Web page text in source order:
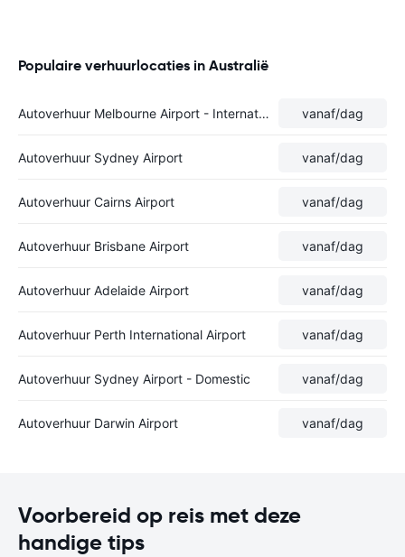
Populaire verhuurlocaties in Australië
Autoverhuur Melbourne Airport - International Terminal vanaf/dag
Autoverhuur Sydney Airport vanaf/dag
Autoverhuur Cairns Airport vanaf/dag
Autoverhuur Brisbane Airport vanaf/dag
Autoverhuur Adelaide Airport vanaf/dag
Autoverhuur Perth International Airport vanaf/dag
Autoverhuur Sydney Airport - Domestic vanaf/dag
Autoverhuur Darwin Airport vanaf/dag
Voorbereid op reis met deze
handige tips